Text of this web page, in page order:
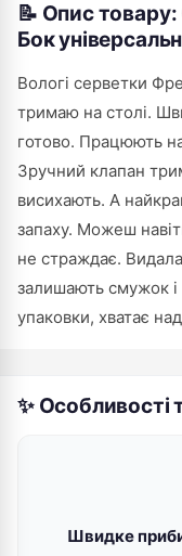
📝 Опис
Бок
Вологі серветки
тримаю на столі.
готово. Працюють
Зручний клапан
висихають. А
запаху. Можеш
не страждає.
залишають смужок і
упаковки, хватає
✨ Особливості
Швидке